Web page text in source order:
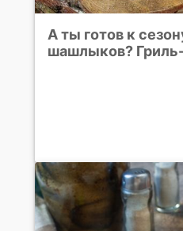
А ты готов к
шашлыков?